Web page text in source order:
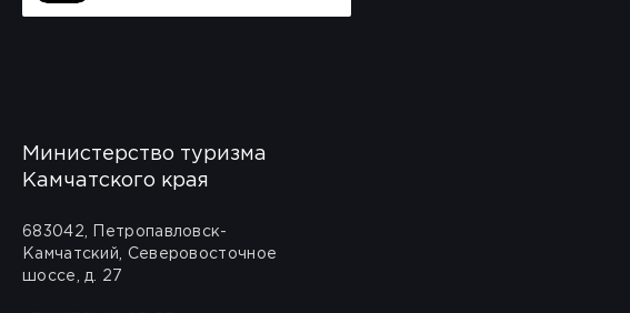
Министерство туризма
Камчатского края
683042, Петропавловск-
Камчатский, Северовосточное
шоссе, д. 27